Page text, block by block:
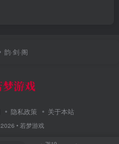
韵·剑·阁
隐私政策 关于本站
2026 • 若梦游戏